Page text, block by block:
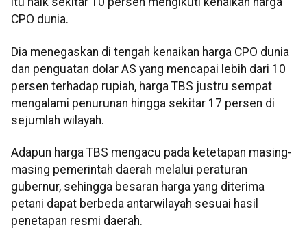
CPO dunia.
Dia menegaskan di tengah kenaikan harga CPO dunia
dan penguatan dolar AS yang mencapai lebih dari 10
persen terhadap rupiah, harga TBS justru sempat
mengalami penurunan hingga sekitar 17 persen di
sejumlah wilayah.
Adapun harga TBS mengacu pada ketetapan masing-
masing pemerintah daerah melalui peraturan
gubernur, sehingga besaran harga yang diterima
petani dapat berbeda antarwilayah sesuai hasil
penetapan resmi daerah.